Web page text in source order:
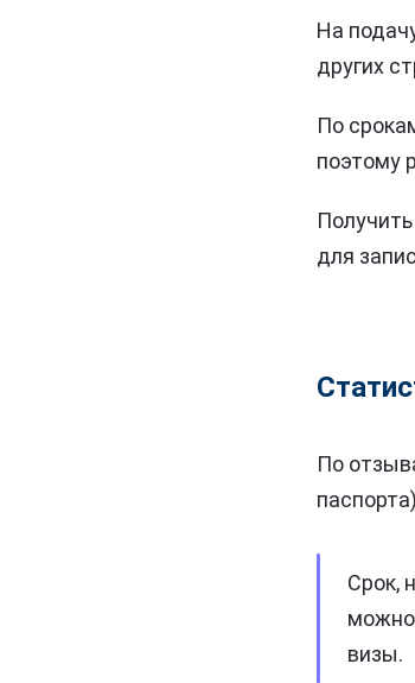
На
других
По
поэтому
для
По
Срок,
можно
визы.